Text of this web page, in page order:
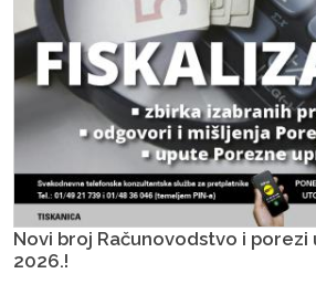
Novi broj Računovodstvo i porezi
2026.!